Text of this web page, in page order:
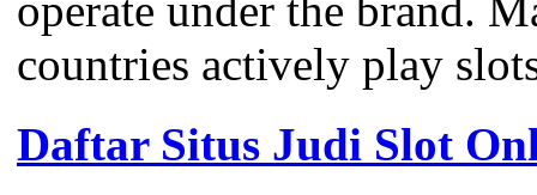
operate under the brand.
countries actively play
Daftar Situs Judi Slot